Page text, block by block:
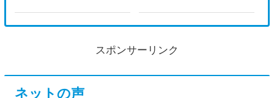
スポンサーリンク
ネットの声